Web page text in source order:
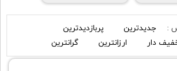
: جدیدترین
پربازدیدترین
دار ارزانترین گرانترین